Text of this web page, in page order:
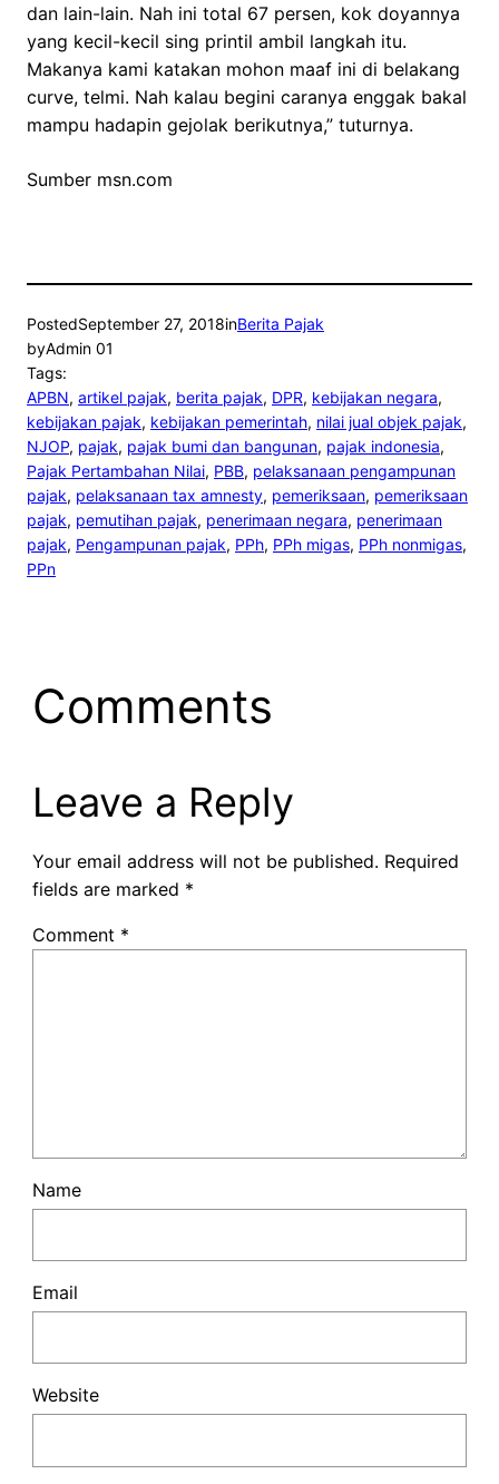
dan lain-lain. Nah ini total 67 persen, kok doyannya
yang kecil-kecil sing printil ambil langkah itu.
Makanya kami katakan mohon maaf ini di belakang
curve, telmi. Nah kalau begini caranya enggak bakal
mampu hadapin gejolak berikutnya,” tuturnya.
Sumber msn.com
PostedSeptember 27, 2018inBerita Pajak
byAdmin 01
Tags:
APBN, artikel pajak, berita pajak, DPR, kebijakan negara
kebijakan pajak, kebijakan pemerintah, nilai jual objek pajak
NJOP, pajak, pajak bumi dan bangunan, pajak indonesia
Pajak Pertambahan Nilai, PBB, pelaksanaan pengampunan
pajak, pelaksanaan tax amnesty, pemeriksaan, pemeriksaan
pajak, pemutihan pajak, penerimaan negara, penerimaan
pajak, Pengampunan pajak, PPh, PPh migas, PPh nonmigas
PPn
Comments
Leave a Reply
Your email address will not be published. Required
fields are marked *
Comment *
Name
Email
Website